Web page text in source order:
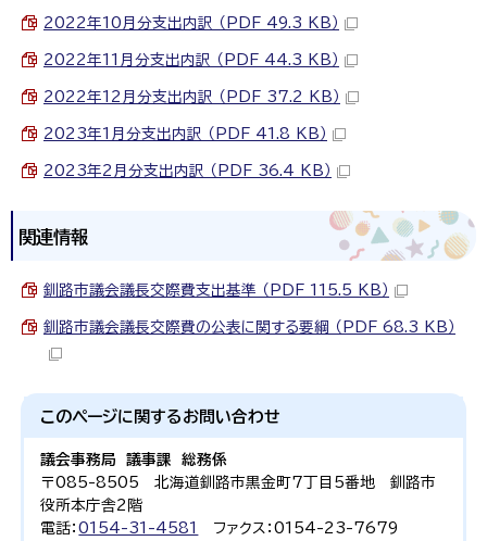
2022年10月分支出内訳 （PDF 49.3 KB）
2022年11月分支出内訳 （PDF 44.3 KB）
2022年12月分支出内訳 （PDF 37.2 KB）
2023年1月分支出内訳 （PDF 41.8 KB）
2023年2月分支出内訳 （PDF 36.4 KB）
関連情報
釧路市議会議長交際費支出基準 （PDF 115.5 KB）
釧路市議会議長交際費の公表に関する要綱 （PDF 68.3 KB）
このページに関する お問い合わせ
議会事務局 議事課 総務係
〒085-8505 北海道釧路市黒金町7丁目5番地 釧路市
役所本庁舎2階
電話：0154-31-4581
ファクス：0154-23-7679